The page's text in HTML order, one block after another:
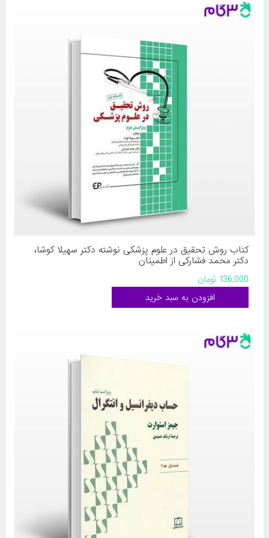
کتاب روش تحقیق در علوم پزشکی نوشته دکتر سهیلا کوشا،
دکتر محمد فشارکی از اطمینان
136,000 تومان